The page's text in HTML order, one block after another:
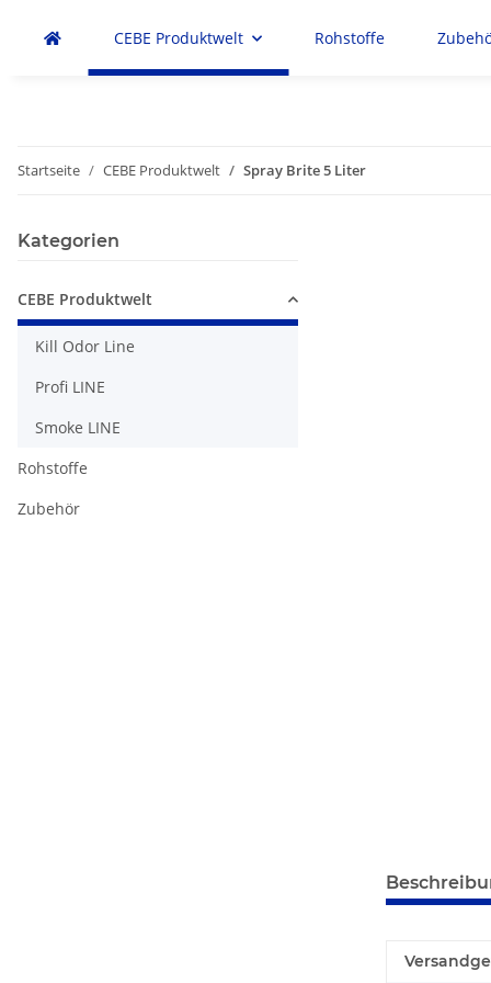
CEBE Produktwelt Rohstoffe
Startseite CEBE Produktwelt Spray Brite 5 Liter
Kategorien
CEBE Produktwelt
Kill Odor Line
Profi LINE
Smoke LINE
Rohstoffe
Zubehör